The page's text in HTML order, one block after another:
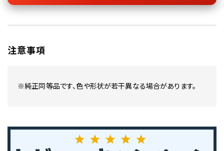
注意事項
※純正同等品です、色や形状が若干異なる場合があります。